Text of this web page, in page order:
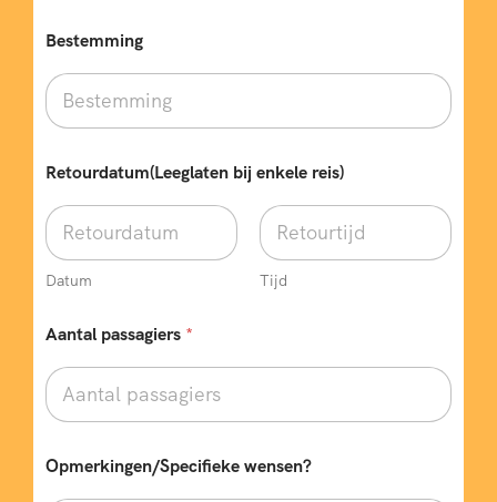
f
e
e
y
e
Bestemming
Retourdatum(Leeglaten bij enkele reis)
Datum Tijd
Aantal passagiers *
Opmerkingen/Specifieke wensen?